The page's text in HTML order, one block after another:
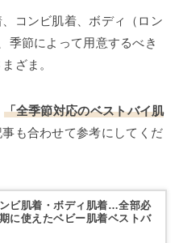
コンビ肌着、ボディ（ロン
季節によって用意するべき
ざま。
「全季節対応のベストバイ肌
も合わせて参考にしてくだ
ビ肌着・ボディ肌着…全部必
に使えたベビー肌着ベストバ